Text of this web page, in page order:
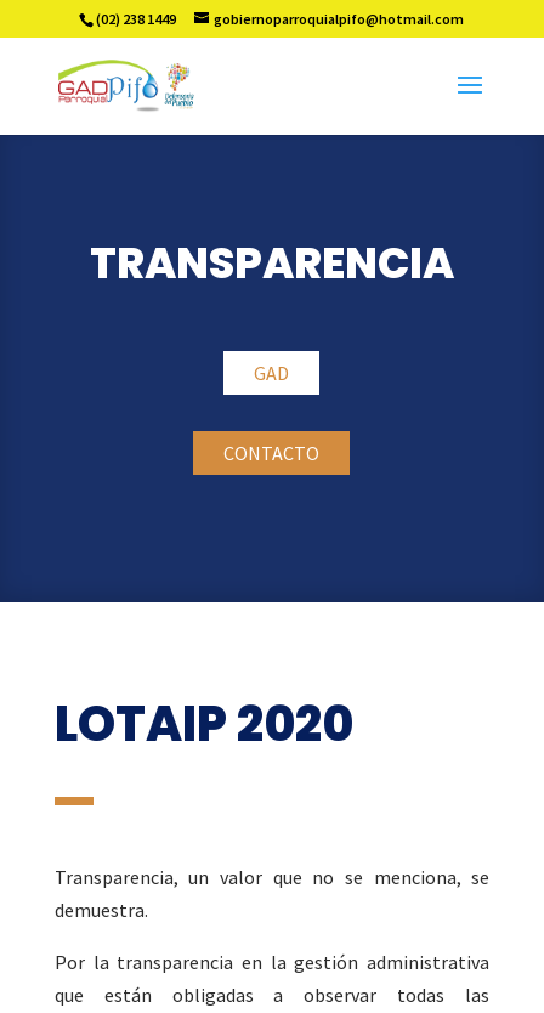
(02) 238 1449 gobiernoparroquialpifo@hotmail.com
TRANSPARENCIA
GAD
CONTACTO
LOTAIP 2020
Transparencia, un valor que no se menciona, se
demuestra.
Por la transparencia en la gestión administrativa
que están obligadas a observar todas las